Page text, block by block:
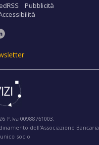
Pubblicità
P.Iva 00988761003.
dell'Associazione Bancaria
socio